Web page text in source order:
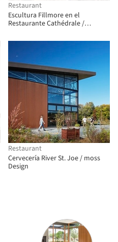
Restaurant
Escultura Fillmore en el
Restaurante Cathédrale /
Restaurant
Cervecería River St. Joe / moss
Design